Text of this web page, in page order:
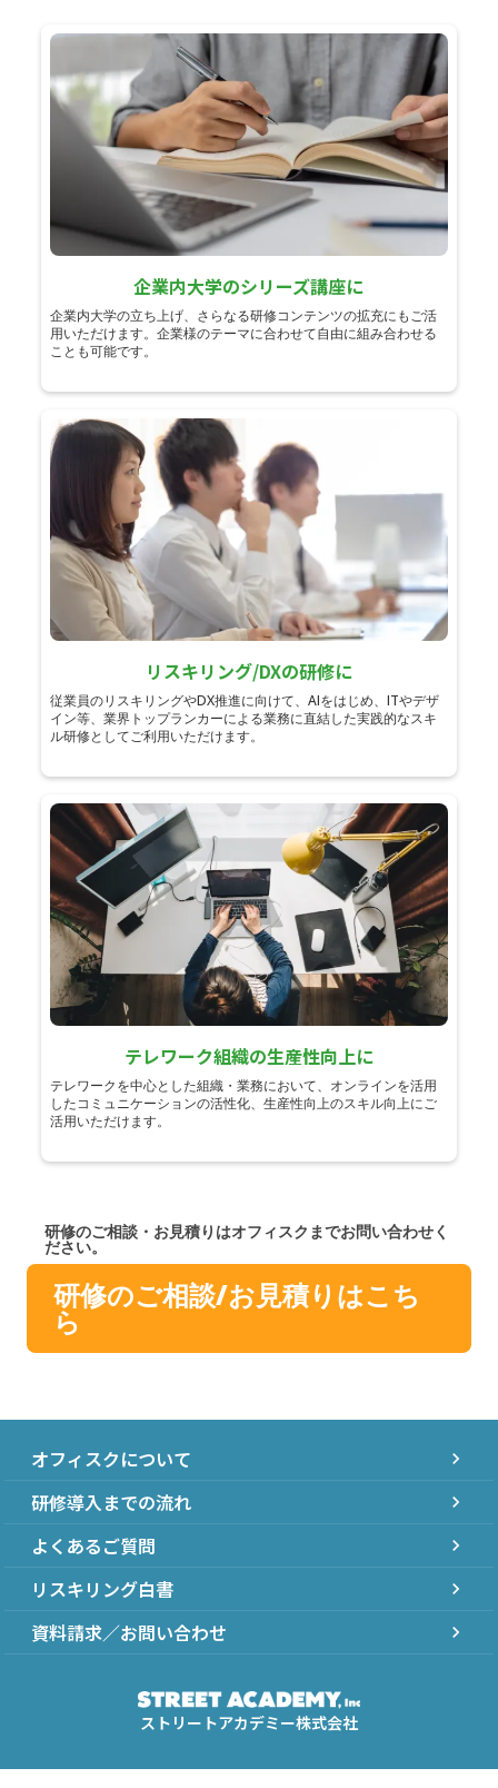
企業内大学のシリーズ講座に
企業内大学の立ち上げ、さらなる研修コンテンツの拡充にもご活
用いただけます。企業様のテーマに合わせて自由に組み合わせる
ことも可能です。
リスキリング/DXの研修に
従業員のリスキリングやDX推進に向けて、AIをはじめ、ITやデザ
イン等、業界トップランカーによる業務に直結した実践的なスキ
ル研修としてご利用いただけます。
テレワーク組織の生産性向上に
テレワークを中心とした組織・業務において、オンラインを活用
したコミュニケーションの活性化、生産性向上のスキル向上にご
活用いただけます。
研修のご相談・お見積りはオフィスクまでお問い合わせく
ださい。
研修のご相談/お見積りはこち
ら
オフィスクについて chevron_right
研修導入までの流れ chevron_right
よくあるご質問 chevron_right
リスキリング白書 chevron_right
資料請求／お問い合わせ chevron_right
ストリートアカデミー株式会社